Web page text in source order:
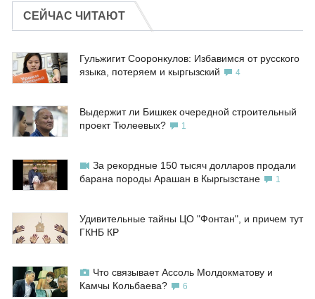
СЕЙЧАС ЧИТАЮТ
Гульжигит Сооронкулов: Избавимся от русского
языка, потеряем и кыргызский
4
Выдержит ли Бишкек очередной строительный
проект Тюлеевых?
1
За рекордные 150 тысяч долларов продали
барана породы Арашан в Кыргызстане
1
Удивительные тайны ЦО "Фонтан", и причем тут
ГКНБ КР
Что связывает Ассоль Молдокматову и
Камчы Кольбаева?
6